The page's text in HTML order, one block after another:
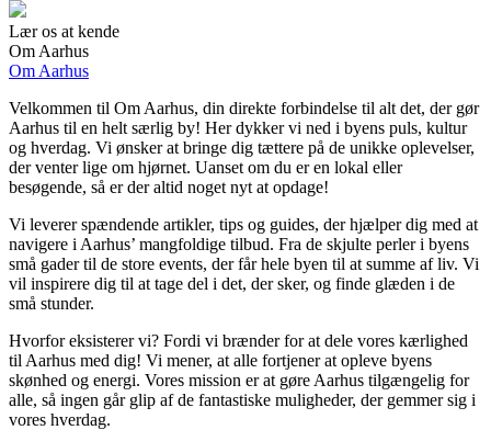
Lær os at kende
Om Aarhus
Om Aarhus
Velkommen til Om Aarhus, din direkte forbindelse til alt det, der gør
Aarhus til en helt særlig by! Her dykker vi ned i byens puls, kultur
og hverdag. Vi ønsker at bringe dig tættere på de unikke oplevelser,
der venter lige om hjørnet. Uanset om du er en lokal eller
besøgende, så er der altid noget nyt at opdage!
Vi leverer spændende artikler, tips og guides, der hjælper dig med at
navigere i Aarhus’ mangfoldige tilbud. Fra de skjulte perler i byens
små gader til de store events, der får hele byen til at summe af liv. Vi
vil inspirere dig til at tage del i det, der sker, og finde glæden i de
små stunder.
Hvorfor eksisterer vi? Fordi vi brænder for at dele vores kærlighed
til Aarhus med dig! Vi mener, at alle fortjener at opleve byens
skønhed og energi. Vores mission er at gøre Aarhus tilgængelig for
alle, så ingen går glip af de fantastiske muligheder, der gemmer sig i
vores hverdag.